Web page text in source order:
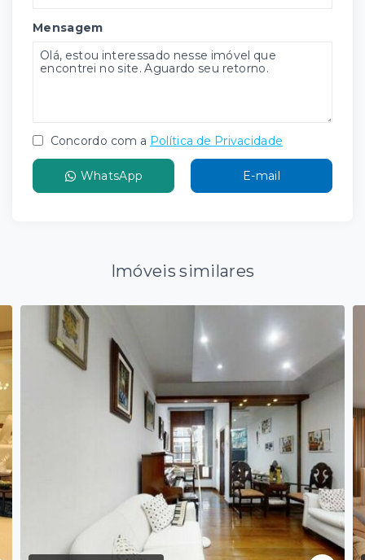
Mensagem
Concordo com a Política de Privacidade
WhatsApp E-mail
Imóveis similares